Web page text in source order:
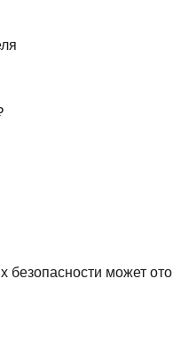
безопасности может